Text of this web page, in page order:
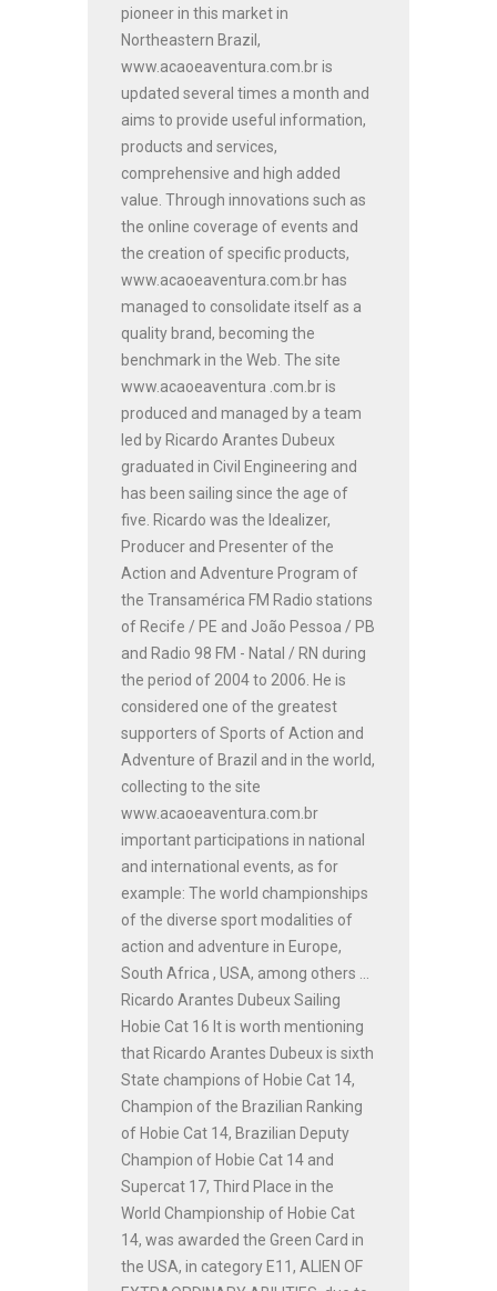
pioneer in this market in
Northeastern Brazil,
www.acaoeaventura.com.br is
updated several times a month and
aims to provide useful information,
products and services,
comprehensive and high added
value. Through innovations such as
the online coverage of events and
the creation of specific products,
www.acaoeaventura.com.br has
managed to consolidate itself as a
quality brand, becoming the
benchmark in the Web. The site
www.acaoeaventura .com.br is
produced and managed by a team
led by Ricardo Arantes Dubeux
graduated in Civil Engineering and
has been sailing since the age of
five. Ricardo was the Idealizer,
Producer and Presenter of the
Action and Adventure Program of
the Transamérica FM Radio stations
of Recife / PE and João Pessoa / PB
and Radio 98 FM - Natal / RN during
the period of 2004 to 2006. He is
considered one of the greatest
supporters of Sports of Action and
Adventure of Brazil and in the world,
collecting to the site
www.acaoeaventura.com.br
important participations in national
and international events, as for
example: The world championships
of the diverse sport modalities of
action and adventure in Europe,
South Africa , USA, among others ...
Ricardo Arantes Dubeux Sailing
Hobie Cat 16 It is worth mentioning
that Ricardo Arantes Dubeux is sixth
State champions of Hobie Cat 14,
Champion of the Brazilian Ranking
of Hobie Cat 14, Brazilian Deputy
Champion of Hobie Cat 14 and
Supercat 17, Third Place in the
World Championship of Hobie Cat
14, was awarded the Green Card in
the USA, in category E11, ALIEN OF